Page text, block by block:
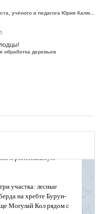
В Черкесске чествовали выдающегося юриста, учёного и педагога Юрия Калмыкова
обработка деревьев